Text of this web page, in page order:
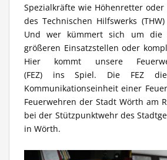
Spezialkräfte wie Höhenretter
des Technischen Hilfswerks
Und wer kümmert sich um die
größeren Einsatzstellen oder
Hier kommt unsere
(FEZ) ins Spiel. Die FEZ
Kommunikationseinheit einer
Feuerwehren der Stadt Wörth am
bei der Stützpunktwehr des
in Wörth.‪‪